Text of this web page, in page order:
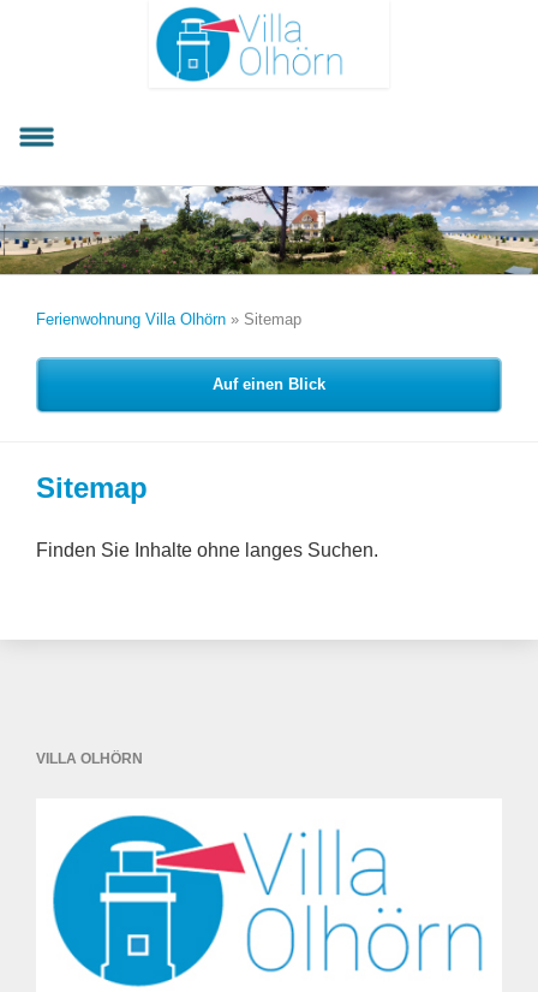
Ferienwohnung Villa Olhörn» Sitemap
Auf einen Blick
Sitemap
Finden Sie Inhalte ohne langes Suchen.
VILLA OLHÖRN